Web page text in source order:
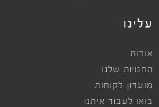
עלינו
אודות
החנויות שלנו
מועדון לקוחות
בואו לעבוד איתנו